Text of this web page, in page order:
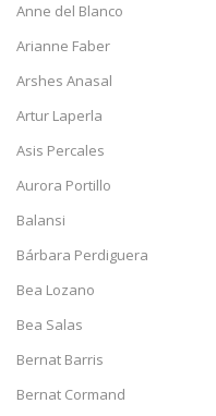
Anne del Blanco
Arianne Faber
Arshes Anasal
Artur Laperla
Asis Percales
Aurora Portillo
Balansi
Bárbara Perdiguera
Bea Lozano
Bea Salas
Bernat Barris
Bernat Cormand